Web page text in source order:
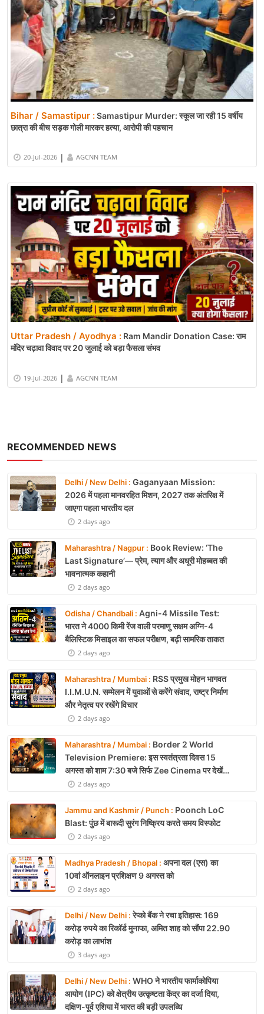
RECOMMENDED NEWS
Delhi / New Delhi : Gaganyaan Mission:
2026 में पहला मानवरहित मिशन, 2027 तक अंतरिक्ष में
जाएगा पहला भारतीय दल
2 days ago
Maharashtra / Nagpur : Book Review: ‘The
Last Signature’— प्रेम, त्याग और अधूरी मोहब्बत की
भावनात्मक कहानी
2 days ago
Odisha / Chandbali : Agni-4 Missile Test:
भारत ने 4000 किमी रेंज वाली परमाणु सक्षम अग्नि-4
बैलिस्टिक मिसाइल का सफल परीक्षण, बढ़ी सामरिक ताकत
2 days ago
Maharashtra / Mumbai : RSS प्रमुख मोहन भागवत
I.I.M.U.N. सम्मेलन में युवाओं से करेंगे संवाद, राष्ट्र निर्माण
और नेतृत्व पर रखेंगे विचार
2 days ago
Maharashtra / Mumbai : Border 2 World
Television Premiere: इस स्वतंत्रता दिवस 15
अगस्त को शाम 7:30 बजे सिर्फ Zee Cinema पर देखें
बॉर्डर 22 days ago
Jammu and Kashmir / Punch : Poonch LoC
Blast: पुंछ में बारूदी सुरंग निष्क्रिय करते समय विस्फोट
2 days ago
Madhya Pradesh / Bhopal : अपना दल (एस) का
10वां ऑनलाइन प्रशिक्षण 9 अगस्त को
2 days ago
Delhi / New Delhi :रेप्को बैंक ने रचा इतिहास: 169
करोड़ रुपये का रिकॉर्ड मुनाफा, अमित शाह को सौंपा 22.90
करोड़ का लाभांश
3 days ago
Delhi / New Delhi : WHO ने भारतीय फार्माकोपिया
आयोग (IPC) को क्षेत्रीय उत्कृष्टता केंद्र का दर्जा दिया,
दक्षिण-पूर्व एशिया में भारत की बड़ी उपलब्धि
Bihar / Samastipur :Samastipur Murder: स्कूल जा रही 15 वर्षीय
छात्रा की बीच सड़क गोली मारकर हत्या, आरोपी की पहचान
20-Jul-2026 | AGCNN TEAM
Uttar Pradesh / Ayodhya : Ram Mandir Donation Case: राम
मंदिर चढ़ावा विवाद पर 20 जुलाई को बड़ा फैसला संभव
19-Jul-2026 | AGCNN TEAM